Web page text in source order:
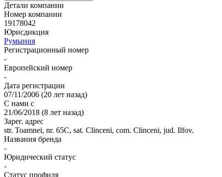
Детали компании
Номер компании
19178042
Юрисдикция
Румыния
Регистрационный номер
-
Европейский номер
-
Дата регистрации
07/11/2006 (20 лет назад)
С нами с
21/06/2018 (8 лет назад)
Зарег. адрес
str. Toamnei, nr. 65C, sat. Clinceni, com. Clinceni, jud. Ilfov.
Названия бренда
-
Юридический статус
-
Статус профиля